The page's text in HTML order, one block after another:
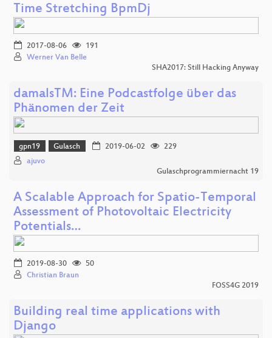
Time Stretching BpmDj
2017-08-06
191
Werner Van Belle
SHA2017: Still Hacking Anyway
damalsTM: Eine Podcastfolge über das
Phänomen der Zeit
gpn19 Gulasch 2019-06-02
229
ajuvo
Gulaschprogrammiernacht 19
A Scalable Approach for Spatio-Temporal
Assessment of Photovoltaic Electricity
Potentials…
2019-08-30
50
Christian Braun
FOSS4G 2019
Building real time applications with
Django